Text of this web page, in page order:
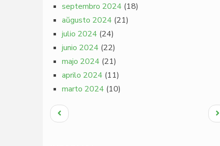
septembro 2024 (18)
aŭgusto 2024 (21)
julio 2024 (24)
junio 2024 (22)
majo 2024 (21)
aprilo 2024 (11)
marto 2024 (10)
Pagination
Antaŭa
paĝo